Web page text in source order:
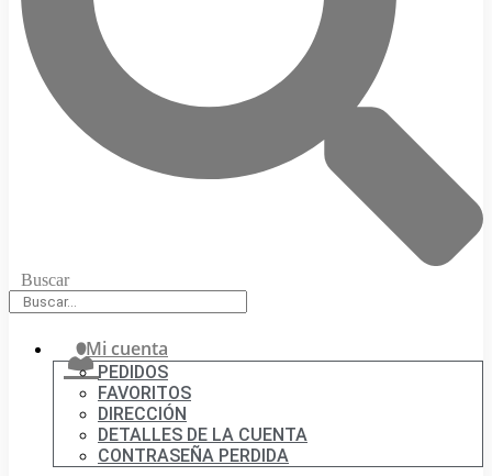
Buscar
Mi cuenta
PEDIDOS
FAVORITOS
DIRECCIÓN
DETALLES DE LA CUENTA
CONTRASEÑA PERDIDA